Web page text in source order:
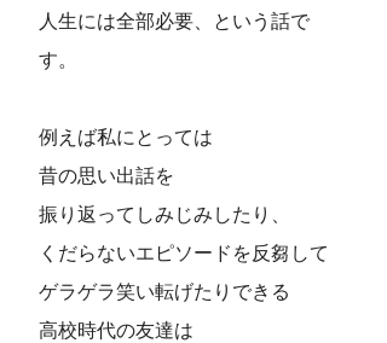
人生には全部必要、という話で
す。
例えば私にとっては
昔の思い出話を
振り返ってしみじみしたり、
くだらないエピソードを反芻して
ゲラゲラ笑い転げたりできる
高校時代の友達は